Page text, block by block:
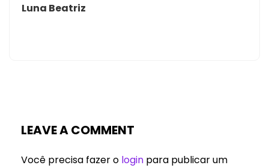
Luna Beatriz
LEAVE A COMMENT
Você precisa fazer o login para publicar um